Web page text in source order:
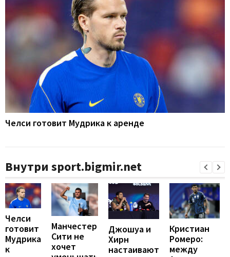
Челси готовит Мудрика к аренде
Внутри sport.bigmir.net
Челси
готовит
Мудрика
к
Манчестер
Сити не
хочет
Джошуа и
Хирн
настаивают
Кристиан
Ромеро:
между